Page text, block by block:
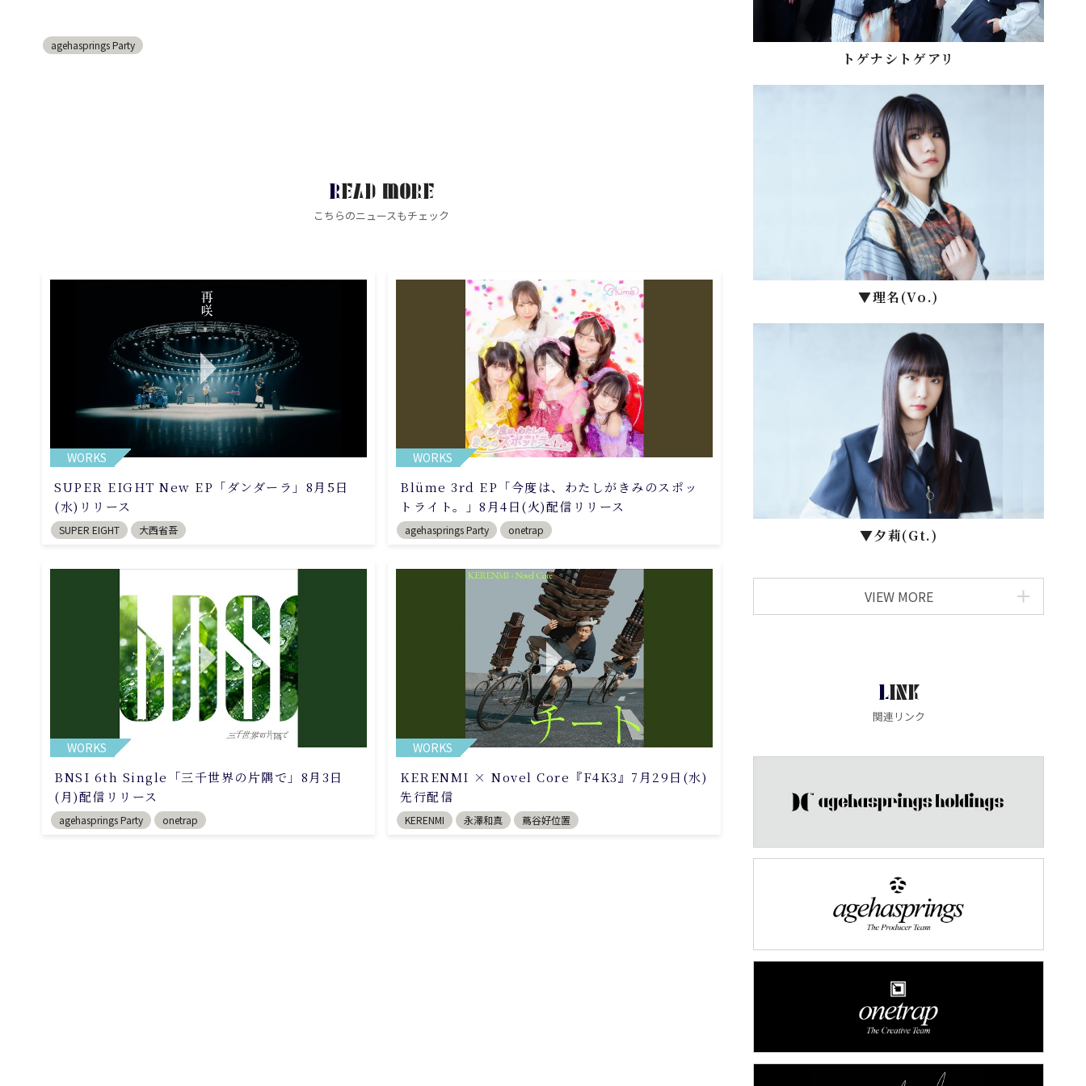
agehasprings Party
READ MORE
こちらのニュースもチェック
WORKS
SUPER EIGHT New EP「ダンダーラ」8月5日
(水)リリース
SUPER EIGHT 大西省吾
WORKS
Blüme 3rd EP「今度は、わたしがきみのスポッ
トライト。」8月4日(火)配信リリース
agehasprings Party onetrap
WORKS
BNSI 6th Single「三千世界の片隅で」8月3日
(月)配信リリース
agehasprings Party onetrap
WORKS
KERENMI × Novel Core『F4K3』7月29日(水)
先行配信
KERENMI 永澤和真 蔦谷好位置
トゲナシトゲアリ
▼理名(Vo.)
▼⼣莉(Gt.)
VIEW MORE
LINK
関連リンク